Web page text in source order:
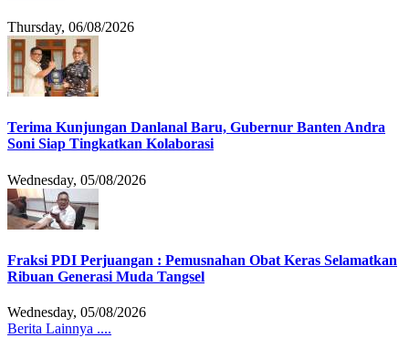
Thursday, 06/08/2026
Terima Kunjungan Danlanal Baru, Gubernur Banten Andra
Soni Siap Tingkatkan Kolaborasi
Wednesday, 05/08/2026
Fraksi PDI Perjuangan : Pemusnahan Obat Keras Selamatkan
Ribuan Generasi Muda Tangsel
Wednesday, 05/08/2026
Berita Lainnya ....